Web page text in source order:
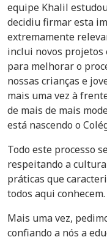
equipe Khalil
decidiu firmar esta
extremamente
inclui novos projetos
para melhorar o
nossas crianças e
mais uma vez à
de mais de mais
está nascendo o
Todo este processo
respeitando a
práticas que
todos aqui conhecem.
Mais uma vez,
confiando a nós a